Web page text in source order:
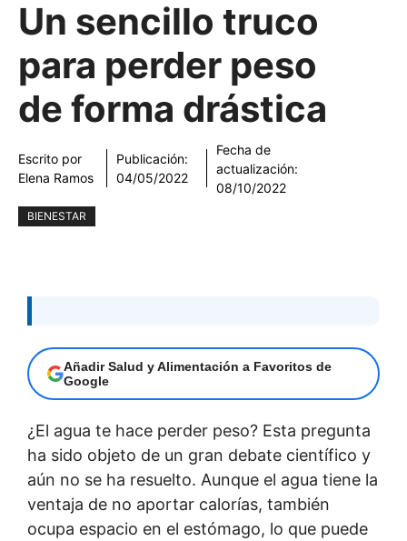
Un sencillo truco
para perder peso
de forma drástica
Escrito por
Elena Ramos
Publicación:
04/05/2022
Fecha de
actualización:
08/10/2022
BIENESTAR
Añadir Salud y Alimentación a Favoritos de
Google
¿El agua te hace perder peso? Esta pregunta
ha sido objeto de un gran debate científico y
aún no se ha resuelto. Aunque el agua tiene la
ventaja de no aportar calorías, también
ocupa espacio en el estómago, lo que puede